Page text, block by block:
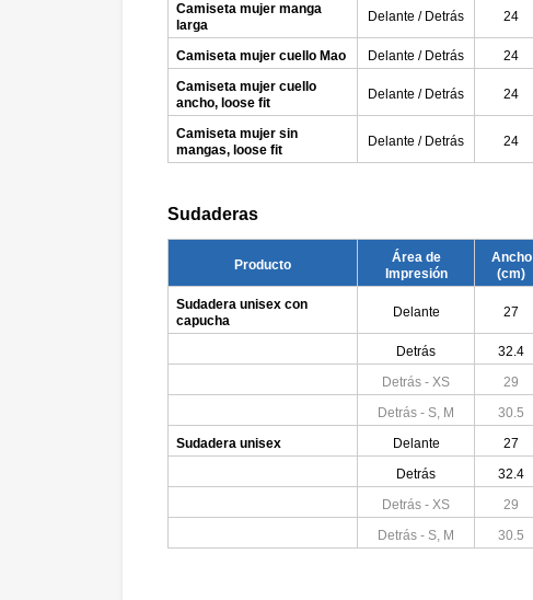
Camiseta mujer manga
larga
Delante / Detrás 24
Camiseta mujer cuello Mao Delante / Detrás 24
Camiseta mujer cuello
ancho, loose fit
Delante / Detrás 24
Camiseta mujer sin
mangas, loose fit
Delante / Detrás 24
Sudaderas
Producto
Área de
Impresión
Ancho
(cm)
Sudadera unisex con
capucha
Delante 27
Detrás 32.4
Detrás - XS
29
Detrás - S, M
30.5
Sudadera unisex
Delante 27
Detrás
32.4
Detrás - XS
29
Detrás - S, M
30.5